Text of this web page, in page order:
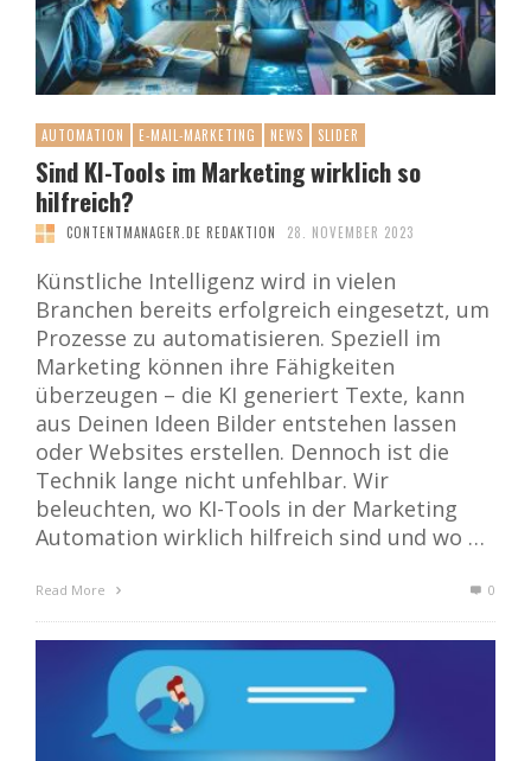
AUTOMATION E-MAIL-MARKETING NEWS SLIDER
Sind KI-Tools im Marketing wirklich so
hilfreich?
CONTENTMANAGER.DE REDAKTION 28. NOVEMBER 2023
Künstliche Intelligenz wird in vielen
Branchen bereits erfolgreich eingesetzt, um
Prozesse zu automatisieren. Speziell im
Marketing können ihre Fähigkeiten
überzeugen – die KI generiert Texte, kann
aus Deinen Ideen Bilder entstehen lassen
oder Websites erstellen. Dennoch ist die
Technik lange nicht unfehlbar. Wir
beleuchten, wo KI-Tools in der Marketing
Automation wirklich hilfreich sind und wo …
Read More 0